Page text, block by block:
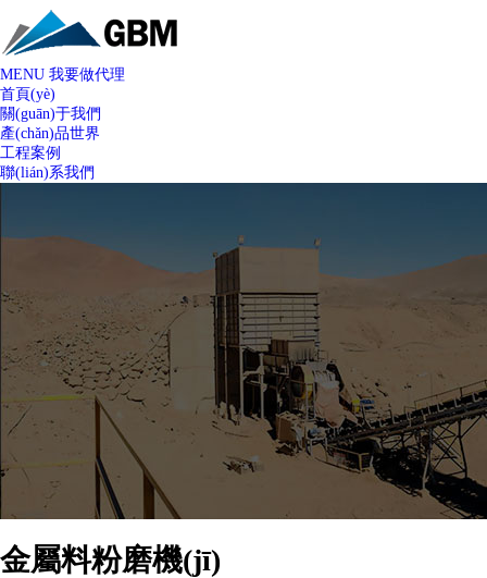
MENU 我要做代理
首頁(yè)
關(guān)于我們
產(chǎn)品世界
工程案例
聯(lián)系我們
金屬料粉磨機(jī)